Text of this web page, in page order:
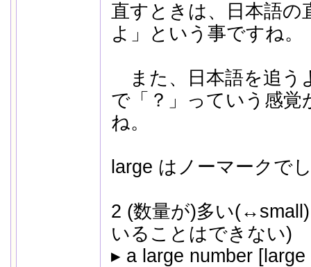
直すときは、日本語の
よ」という事ですね。
また、日本語を追う
で「？」っていう感覚
ね。
large はノーマークで
2 (数量が)多い
いることはできない)
▸ a large number